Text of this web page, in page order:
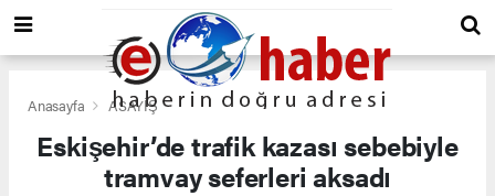
Anasayfa ASAYİŞ
Eskişehir’de trafik kazası sebebiyle
tramvay seferleri aksadı